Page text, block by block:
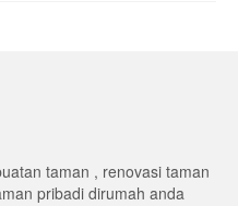
taman , renovasi taman
pribadi dirumah anda